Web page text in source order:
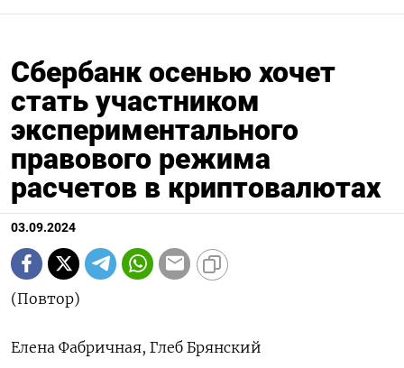
Сбербанк осенью хочет
стать участником
экспериментального
правового режима
расчетов в криптовалютах
03.09.2024
(Повтор)
Елена Фабричная, Глеб Брянский